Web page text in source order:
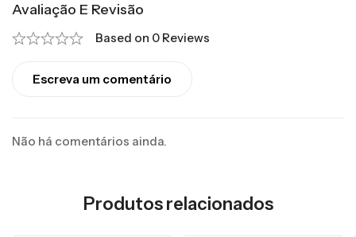
Avaliação E Revisão
Based on 0 Reviews
Escreva um comentário
Não há comentários ainda.
Produtos relacionados